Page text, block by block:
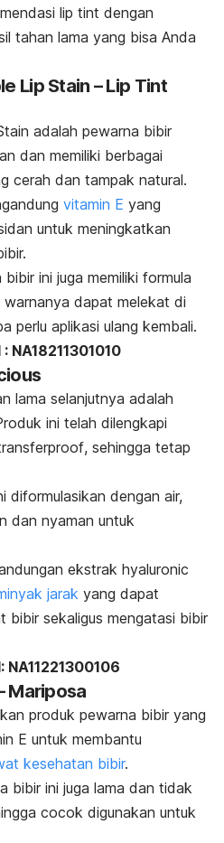
lip tint dengan
tahan lama yang bisa Anda
Lip Stain – Lip Tint
adalah pewarna bibir
dan memiliki berbagai
cerah dan tampak natural.
vitamin E yang
untuk meningkatkan
ini juga memiliki formula
warnanya dapat melekat di
perlu aplikasi ulang kembali.
NA18211301010
lama selanjutnya adalah
ini telah dilengkapi
, sehingga tetap
diformulasikan dengan air,
dan nyaman untuk
ekstrak hyaluronic
jarak yang dapat
bibir sekaligus mengatasi bibir
NA11221300106
Mariposa
produk pewarna bibir yang
E untuk membantu
kesehatan bibir.
bibir ini juga lama dan tidak
cocok digunakan untuk